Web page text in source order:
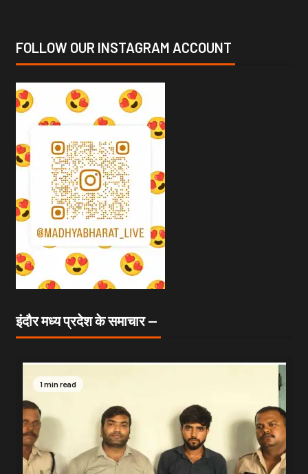
FOLLOW OUR INSTAGRAM ACCOUNT
इंदौर मध्य प्रदेश के समाचार —
1 min read